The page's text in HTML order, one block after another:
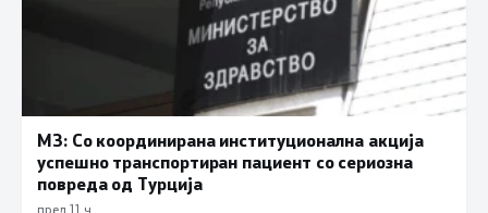
МЗ: Со координирана институционална акција
успешно транспортиран пациент со сериозна
повреда од Турција
пред 11 ч.